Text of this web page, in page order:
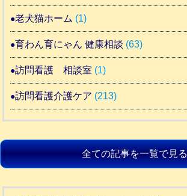
老犬猫ホーム (1)
育わん育にゃん 健康相談 (63)
訪問看護 相談室 (1)
訪問看護介護ケア (213)
全ての記事を一覧で見る